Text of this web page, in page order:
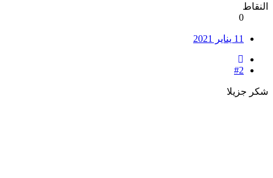
النقاط
0
11 يناير 2021
#2
شكر جزيلا